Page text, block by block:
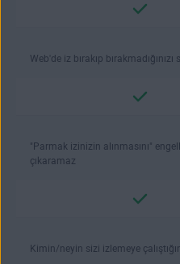
Web'de iz bırakıp
"Parmak izinizin alınmasını"
çıkaramaz
Kimin/neyin sizi izlemeye